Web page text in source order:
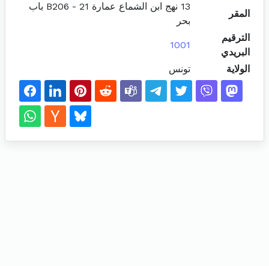
المقر
13 نهج ابن الشماع عمارة 21 - B206 باب
بحر
الترقيم
البريدي
1001
الولاية تونس